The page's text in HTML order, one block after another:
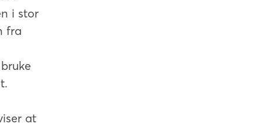
i stor
fra
at